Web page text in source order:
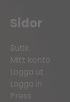
Sidor
Butik
Mitt konto
Logga ut
Logga in
Press